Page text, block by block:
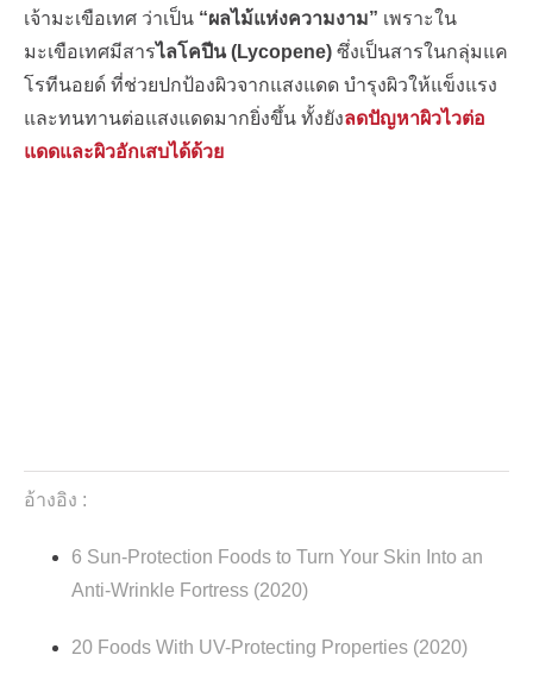
เจ้ามะเขือเทศ ว่าเป็น“ผลไม้แห่งความงาม” เพราะใน
มะเขือเทศมีสารไลโคปีน (Lycopene)ซึ่งเป็นสารในกลุ่มแค
โรทีนอยด์ ที่ช่วยปกป้องผิวจากแสงแดด บำรุงผิวให้แข็งแรง
และทนทานต่อแสงแดดมากยิ่งขึ้น ทั้งยังลดปัญหาผิวไวต่อ
แดดและผิวอักเสบได้ด้วย
อ้างอิง :
6 Sun-Protection Foods to Turn Your Skin Into an
Anti-Wrinkle Fortress (2020)
20 Foods With UV-Protecting Properties (2020)